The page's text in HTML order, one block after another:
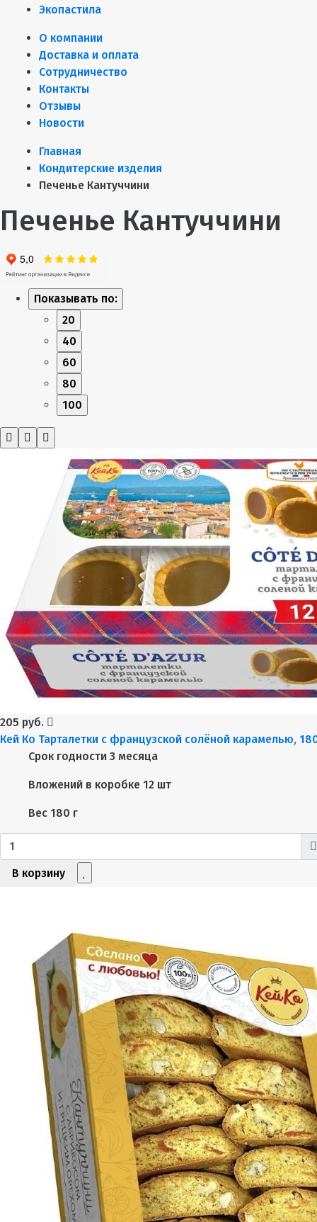
Экопастила
О компании
Доставка и оплата
Сотрудничество
Контакты
Отзывы
Новости
Главная
Кондитерские изделия
Печенье Кантуччини
Печенье Кантуччини
Показывать по:
20
40
60
80
100
205 руб.
Кей Ко Тарталетки с французской солёной карамелью,
Срок годности 3 месяца
Вложений в коробке 12 шт
Вес 180 г
В корзину